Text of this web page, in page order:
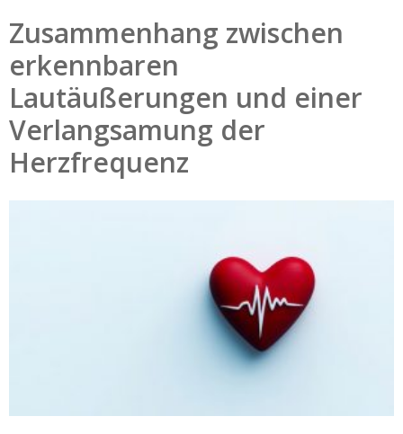
Zusammenhang zwischen
erkennbaren
Lautäußerungen und einer
Verlangsamung der
Herzfrequenz